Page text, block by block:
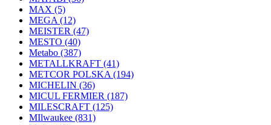
MAX (5)
MEGA (12)
MEISTER (47)
MESTO (40)
Metabo (387)
METALLKRAFT (41)
METCOR POLSKA (194)
MICHELIN (36)
MICUL FERMIER (187)
MILESCRAFT (125)
MIlwaukee (831)